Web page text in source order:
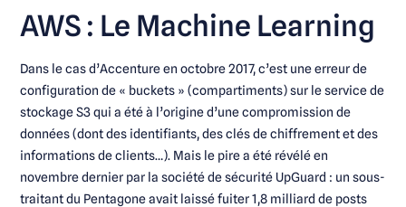
AWS : Le Machine Learning
Dans le cas d’Accenture en octobre 2017, c’est une erreur de
configuration de « buckets » (compartiments) sur le service de
stockage S3 qui a été à l’origine d’une compromission de
données (dont des identifiants, des clés de chiffrement et des
informations de clients…). Mais le pire a été révélé en
novembre dernier par la société de sécurité UpGuard : un sous-
traitant du Pentagone avait laissé fuiter 1,8 milliard de posts